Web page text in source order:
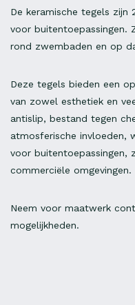
De keramische tegels
voor buitentoepassingen.
rond zwembaden en op
Deze tegels bieden een
van zowel esthetiek en
antislip, bestand tegen
atmosferische invloeden,
voor buitentoepassingen,
commerciële omgevingen.
Neem voor maatwerk
mogelijkheden.